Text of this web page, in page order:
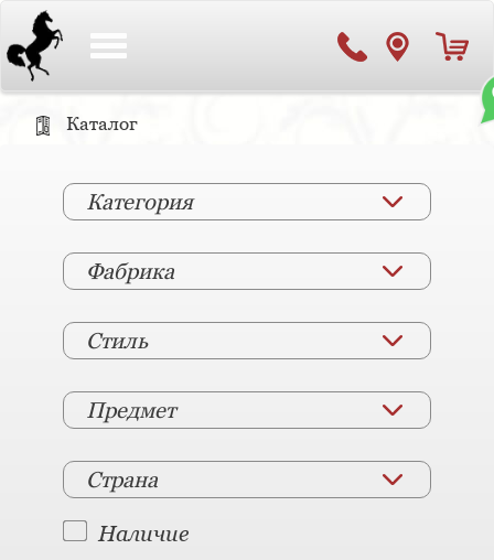
Каталог
Категория
Фабрика
Стиль
Предмет
Страна
Наличие